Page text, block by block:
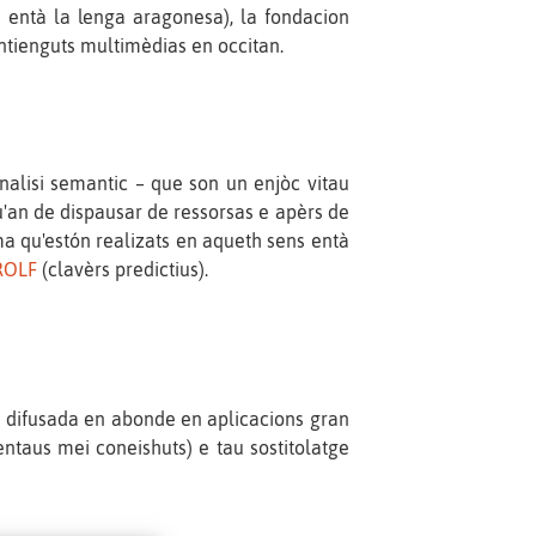
la lenga aragonesa), la fondacion
multimèdias en occitan.
semantic – que son un enjòc vitau
de dispausar de ressorsas e apèrs de
qu'estón realizats en aqueth sens entà
(clavèrs predictius).
en abonde en aplicacions gran
mei coneishuts) e tau sostitolatge